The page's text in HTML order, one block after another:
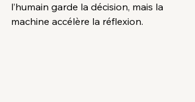
l’humain garde la décision, mais la
machine accélère la réflexion.